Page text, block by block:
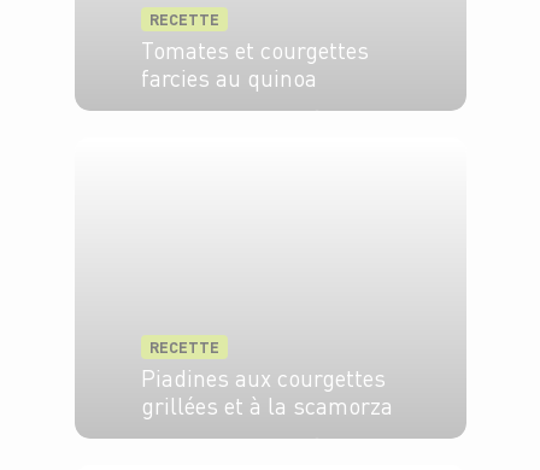
RECETTE
Tomates et courgettes
farcies au quinoa
RECETTE
Piadines aux courgettes
grillées et à la scamorza